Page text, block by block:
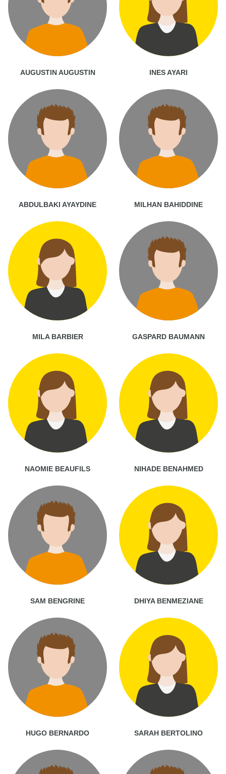
AUGUSTIN AUGUSTIN INES AYARI
ABDULBAKI AYAYDINE MILHAN BAHIDDINE
MILA BARBIER GASPARD BAUMANN
NAOMIE BEAUFILS NIHADE BENAHMED
SAM BENGRINE DHIYA BENMEZIANE
HUGO BERNARDO SARAH BERTOLINO